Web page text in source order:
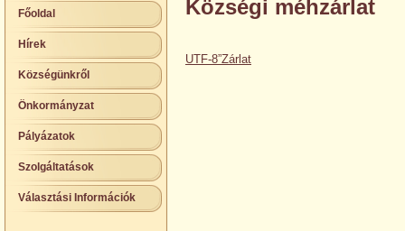
Főoldal
Hírek
Községünkről
Önkormányzat
Pályázatok
Szolgáltatások
Választási Információk
Községi méhzárlat
UTF-8”Zárlat